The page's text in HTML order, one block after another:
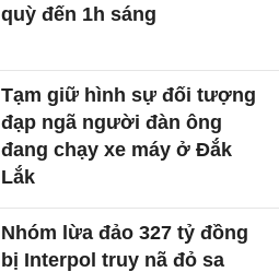
quỳ đến 1h sáng
Tạm giữ hình sự đối tượng
đạp ngã người đàn ông
đang chạy xe máy ở Đắk
Lắk
Nhóm lừa đảo 327 tỷ đồng
bị Interpol truy nã đỏ sa